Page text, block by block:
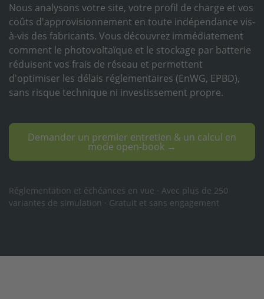
Nous analysons votre site, votre profil de charge et vos
coûts d'approvisionnement en toute indépendance vis-
à-vis des fabricants. Vous découvrez immédiatement
comment le photovoltaïque et le stockage par batterie
réduisent vos frais de réseau et permettent
d'optimiser les délais réglementaires (EnWG, EPBD),
sans risque technique ni investissement propre.
Demander un premier entretien & un calcul en
mode open-book →
Réglementation et échéances en vue · Avec plus de 250
variantes de simulation · Gratuit et sans engagement